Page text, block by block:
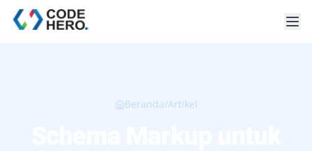
Beranda/Artikel